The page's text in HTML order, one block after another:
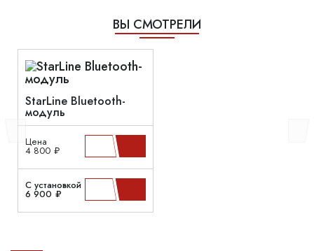
ВЫ СМОТРЕЛИ
StarLine Bluetooth-
модуль
Цена
4 800 ₽
С установкой
6 900 ₽